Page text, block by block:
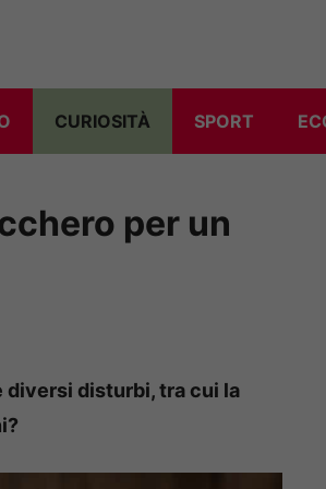
CURIOSITÀ SPORT
per un
diversi disturbi, tra cui la